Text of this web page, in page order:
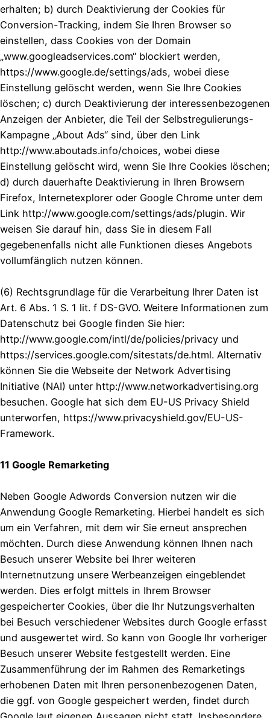
erhalten; b) durch Deaktivierung der Cookies für
Conversion-Tracking, indem Sie Ihren Browser so
einstellen, dass Cookies von der Domain
„www.googleadservices.com“ blockiert werden,
https://www.google.de/settings/ads, wobei diese
Einstellung gelöscht werden, wenn Sie Ihre Cookies
löschen; c) durch Deaktivierung der interessenbezogenen
Anzeigen der Anbieter, die Teil der Selbstregulierungs-
Kampagne „About Ads“ sind, über den Link
http://www.aboutads.info/choices, wobei diese
Einstellung gelöscht wird, wenn Sie Ihre Cookies löschen;
d) durch dauerhafte Deaktivierung in Ihren Browsern
Firefox, Internetexplorer oder Google Chrome unter dem
Link http://www.google.com/settings/ads/plugin. Wir
weisen Sie darauf hin, dass Sie in diesem Fall
gegebenenfalls nicht alle Funktionen dieses Angebots
vollumfänglich nutzen können.
(6) Rechtsgrundlage für die Verarbeitung Ihrer Daten ist
Art. 6 Abs. 1 S. 1 lit. f DS-GVO. Weitere Informationen zum
Datenschutz bei Google finden Sie hier:
http://www.google.com/intl/de/policies/privacy und
https://services.google.com/sitestats/de.html. Alternativ
können Sie die Webseite der Network Advertising
Initiative (NAI) unter http://www.networkadvertising.org
besuchen. Google hat sich dem EU-US Privacy Shield
unterworfen, https://www.privacyshield.gov/EU-US-
Framework.
11 Google Remarketing
Neben Google Adwords Conversion nutzen wir die
Anwendung Google Remarketing. Hierbei handelt es sich
um ein Verfahren, mit dem wir Sie erneut ansprechen
möchten. Durch diese Anwendung können Ihnen nach
Besuch unserer Website bei Ihrer weiteren
Internetnutzung unsere Werbeanzeigen eingeblendet
werden. Dies erfolgt mittels in Ihrem Browser
gespeicherter Cookies, über die Ihr Nutzungsverhalten
bei Besuch verschiedener Websites durch Google erfasst
und ausgewertet wird. So kann von Google Ihr vorheriger
Besuch unserer Website festgestellt werden. Eine
Zusammenführung der im Rahmen des Remarketings
erhobenen Daten mit Ihren personenbezogenen Daten,
die ggf. von Google gespeichert werden, findet durch